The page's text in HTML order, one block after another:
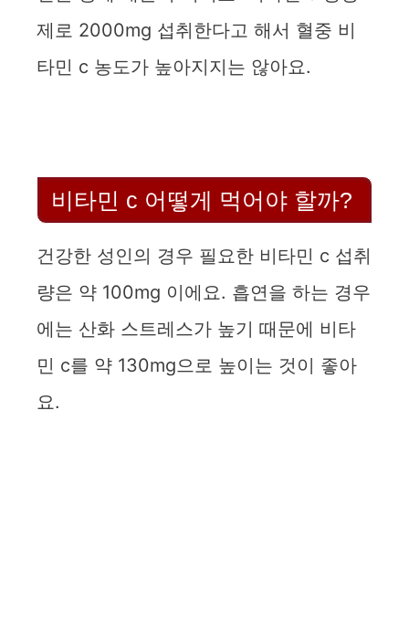
제로 2000mg 섭취한다고 해서 혈중 비
타민 c 농도가 높아지지는 않아요.
비타민 c 어떻게 먹어야 할까?
건강한 성인의 경우 필요한 비타민 c 섭취
량은 약 100mg 이에요. 흡연을 하는 경우
에는 산화 스트레스가 높기 때문에 비타
민 c를 약 130mg으로 높이는 것이 좋아
요.